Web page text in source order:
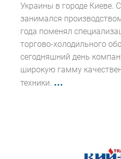
Украины в городе Киеве.
занимался
года поменял
торгово-холодильного
сегодняшний день
широкую гамму
техники. ...